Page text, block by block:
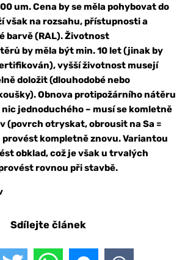
um. Cena by se měla pohybovat do
však na rozsahu, přístupnosti a
barvě (RAL). Životnost
by měla být min. 10 let (jinak by
vyšší životnost musejí
doložit (dlouhodobé nebo
Obnova protipožárního nátěru
jednoduchého – musí se komletně
(povrch otryskat, obrousit na Sa =
provést kompletně znovu. Variantou
obklad, což je však u trvalých
rovnou při stavbě.
Sdílejte článek